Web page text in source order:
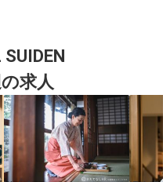
SUIDEN TERRASSE」では、お客様
一人ひとりの滞在が特別な思い出と
大切にしています。 接客業務はも
ちろん、食事に関する細やかなご要
望への対応や、コンシェルジュ業務
を通じて、お客様の期待を超える感
動を提供することが私たちの喜びで
す。 地域に根差した温かいサービ
スで、お客様に安らぎと活力を与え
る空間を共に創りませんか。 ーー
【安心して長く働ける、充実のサポ
ート体制】 当施設では、スタッフ
が安心して長く活躍できるよう、充
出となる
す。 食
そしてフ
で、す
ていま
の言葉が
す。こ
てなし
求人